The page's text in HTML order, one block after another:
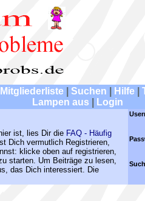
Mitgliederliste Suchen Hilfe
Lampen aus
Login
ist, lies Dir die FAQ - Häufig
Dich vermutlich Registrieren,
klicke oben auf registrieren,
starten. Um Beiträge zu lesen,
das Dich interessiert. Die